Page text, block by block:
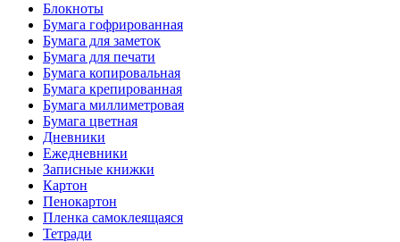
Блокноты
Бумага гофрированная
Бумага для заметок
Бумага для печати
Бумага копировальная
Бумага крепированная
Бумага миллиметровая
Бумага цветная
Дневники
Ежедневники
Записные книжки
Картон
Пенокартон
Пленка самоклеящаяся
Тетради